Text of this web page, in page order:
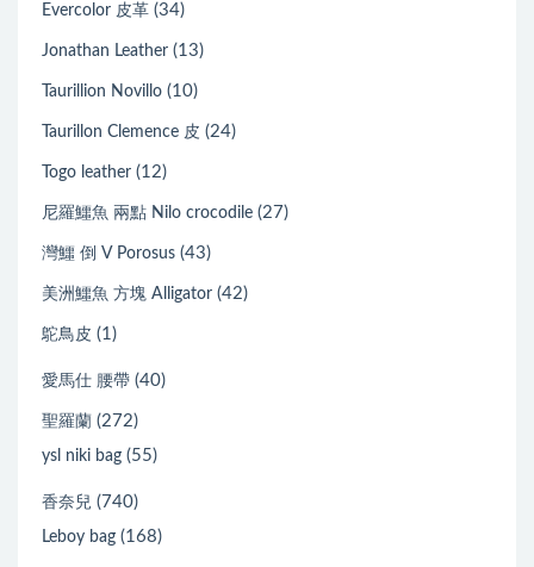
Evercolor 皮革 (34)
Jonathan Leather (13)
Taurillion Novillo (10)
Taurillon Clemence 皮 (24)
Togo leather (12)
尼羅鱷魚 兩點 Nilo crocodile (27)
灣鱷 倒 V Porosus (43)
美洲鱷魚 方塊 Alligator (42)
鴕鳥皮 (1)
愛馬仕 腰帶 (40)
聖羅蘭 (272)
ysl niki bag (55)
香奈兒 (740)
Leboy bag (168)